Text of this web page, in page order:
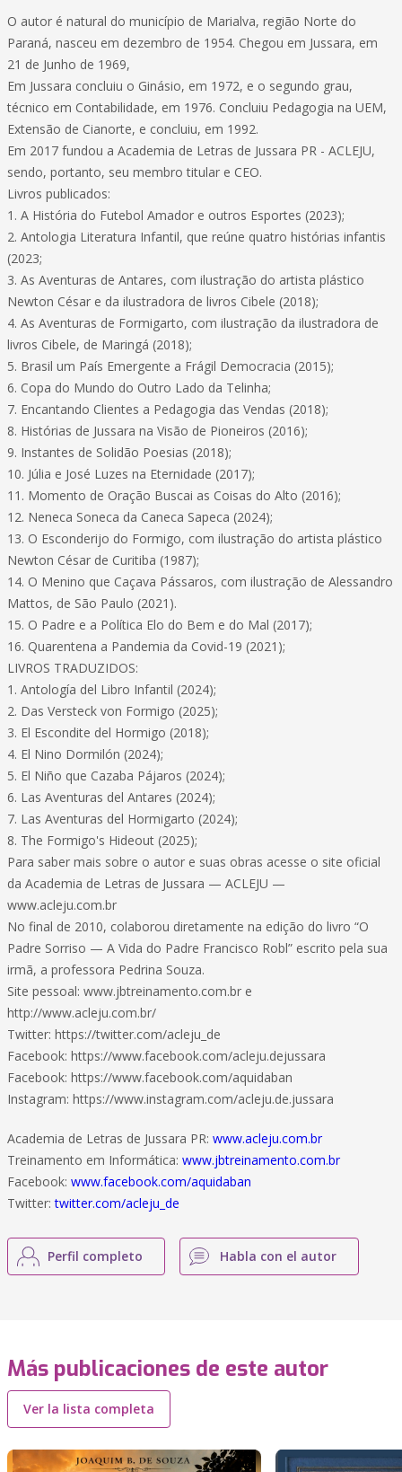
O autor é natural do município de Marialva, região Norte do
Paraná, nasceu em dezembro de 1954. Chegou em Jussara, em
21 de Junho de 1969,
Em Jussara concluiu o Ginásio, em 1972, e o segundo grau,
técnico em Contabilidade, em 1976. Concluiu Pedagogia na UEM,
Extensão de Cianorte, e concluiu, em 1992.
Em 2017 fundou a Academia de Letras de Jussara PR - ACLEJU,
sendo, portanto, seu membro titular e CEO.
Livros publicados:
1. A História do Futebol Amador e outros Esportes (2023);
2. Antologia Literatura Infantil, que reúne quatro histórias infantis
(2023;
3. As Aventuras de Antares, com ilustração do artista plástico
Newton César e da ilustradora de livros Cibele (2018);
4. As Aventuras de Formigarto, com ilustração da ilustradora de
livros Cibele, de Maringá (2018);
5. Brasil um País Emergente a Frágil Democracia (2015);
6. Copa do Mundo do Outro Lado da Telinha;
7. Encantando Clientes a Pedagogia das Vendas (2018);
8. Histórias de Jussara na Visão de Pioneiros (2016);
9. Instantes de Solidão Poesias (2018);
10. Júlia e José Luzes na Eternidade (2017);
11. Momento de Oração Buscai as Coisas do Alto (2016);
12. Neneca Soneca da Caneca Sapeca (2024);
13. O Esconderijo do Formigo, com ilustração do artista plástico
Newton César de Curitiba (1987);
14. O Menino que Caçava Pássaros, com ilustração de Alessandro
Mattos, de São Paulo (2021).
15. O Padre e a Política Elo do Bem e do Mal (2017);
16. Quarentena a Pandemia da Covid-19 (2021);
LIVROS TRADUZIDOS:
1. Antología del Libro Infantil (2024);
2. Das Versteck von Formigo (2025);
3. El Escondite del Hormigo (2018);
4. El Nino Dormilón (2024);
5. El Niño que Cazaba Pájaros (2024);
6. Las Aventuras del Antares (2024);
7. Las Aventuras del Hormigarto (2024);
8. The Formigo's Hideout (2025);
Para saber mais sobre o autor e suas obras acesse o site oficial
da Academia de Letras de Jussara — ACLEJU —
www.acleju.com.br
No final de 2010, colaborou diretamente na edição do livro “O
Padre Sorriso — A Vida do Padre Francisco Robl” escrito pela sua
irmã, a professora Pedrina Souza.
Site pessoal: www.jbtreinamento.com.br e
http://www.acleju.com.br/
Twitter: https://twitter.com/acleju_de
Facebook: https://www.facebook.com/acleju.dejussara
Facebook: https://www.facebook.com/aquidaban
Instagram: https://www.instagram.com/acleju.de.jussara
Academia de Letras de Jussara PR: www.acleju.com.br
Treinamento em Informática: www.jbtreinamento.com.br
Facebook: www.facebook.com/aquidaban
Twitter:twitter.com/acleju_de
Perfil completo Habla con el autor
Más publicaciones de este autor
Ver la lista completa